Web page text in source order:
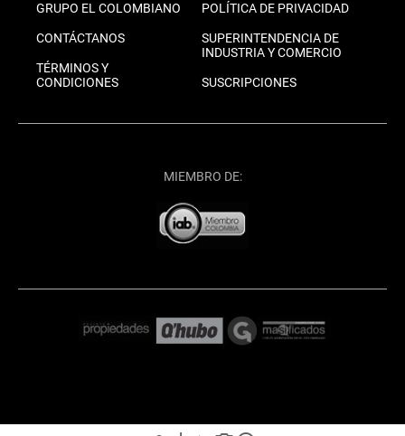
GRUPO EL COLOMBIANO
CONTÁCTANOS
TÉRMINOS Y
CONDICIONES
POLÍTICA DE PRIVACIDAD
SUPERINTENDENCIA DE
INDUSTRIA Y COMERCIO
SUSCRIPCIONES
MIEMBRO DE: